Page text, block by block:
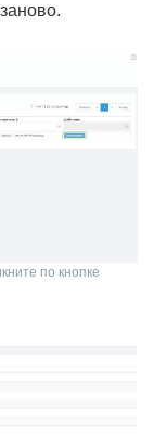
по кнопке